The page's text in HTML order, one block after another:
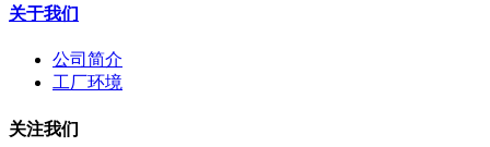
关于我们
公司简介
工厂环境
关注我们